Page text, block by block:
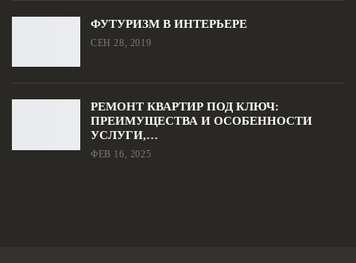
ФУТУРИЗМ В ИНТЕРЬЕРЕ
СЕН 28, 2019
РЕМОНТ КВАРТИР ПОД КЛЮЧ:
ПРЕИМУЩЕСТВА И ОСОБЕННОСТИ
УСЛУГИ,…
ФЕВ 16, 2025